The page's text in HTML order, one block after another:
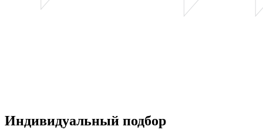
Индивидуальный подбор